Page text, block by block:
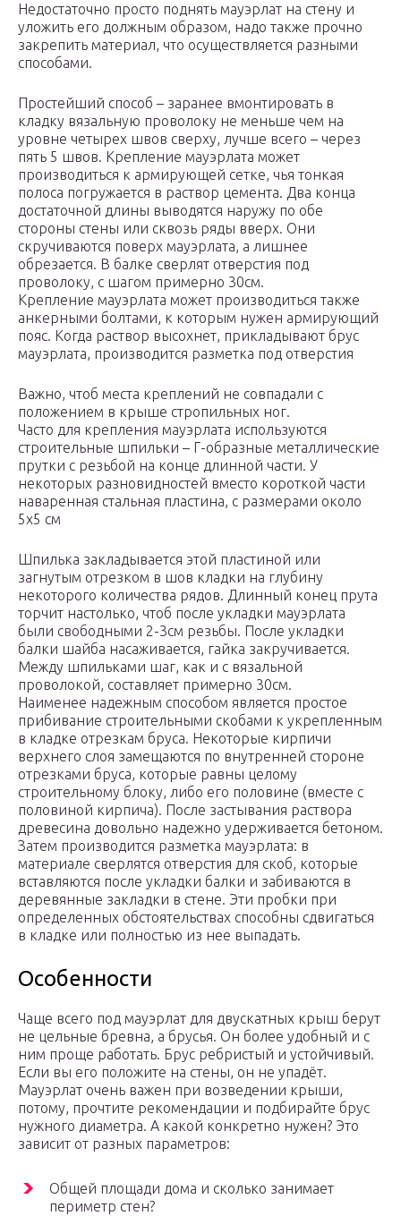
Недостаточно просто поднять мауэрлат на стену и
уложить его должным образом, надо также прочно
закрепить материал, что осуществляется разными
способами.
Простейший способ – заранее вмонтировать в
кладку вязальную проволоку не меньше чем на
уровне четырех швов сверху, лучше всего – через
пять 5 швов. Крепление мауэрлата может
производиться к армирующей сетке, чья тонкая
полоса погружается в раствор цемента. Два конца
достаточной длины выводятся наружу по обе
стороны стены или сквозь ряды вверх. Они
скручиваются поверх мауэрлата, а лишнее
обрезается. В балке сверлят отверстия под
проволоку, с шагом примерно 30см.
Крепление мауэрлата может производиться также
анкерными болтами, к которым нужен армирующий
пояс. Когда раствор высохнет, прикладывают брус
мауэрлата, производится разметка под отверстия
Важно, чтоб места креплений не совпадали с
положением в крыше стропильных ног.
Часто для крепления мауэрлата используются
строительные шпильки – Г-образные металлические
прутки с резьбой на конце длинной части. У
некоторых разновидностей вместо короткой части
наваренная стальная пластина, с размерами около
5х5 см
Шпилька закладывается этой пластиной или
загнутым отрезком в шов кладки на глубину
некоторого количества рядов. Длинный конец прута
торчит настолько, чтоб после укладки мауэрлата
были свободными 2-3см резьбы. После укладки
балки шайба насаживается, гайка закручивается.
Между шпильками шаг, как и с вязальной
проволокой, составляет примерно 30см.
Наименее надежным способом является простое
прибивание строительными скобами к укрепленным
в кладке отрезкам бруса. Некоторые кирпичи
верхнего слоя замещаются по внутренней стороне
отрезками бруса, которые равны целому
строительному блоку, либо его половине (вместе с
половиной кирпича). После застывания раствора
древесина довольно надежно удерживается бетоном.
Затем производится разметка мауэрлата: в
материале сверлятся отверстия для скоб, которые
вставляются после укладки балки и забиваются в
деревянные закладки в стене. Эти пробки при
определенных обстоятельствах способны сдвигаться
в кладке или полностью из нее выпадать.
Особенности
Чаще всего под мауэрлат для двускатных крыш берут
не цельные бревна, а брусья. Он более удобный и с
ним проще работать. Брус ребристый и устойчивый.
Если вы его положите на стены, он не упадёт.
Мауэрлат очень важен при возведении крыши,
потому, прочтите рекомендации и подбирайте брус
нужного диаметра. А какой конкретно нужен? Это
зависит от разных параметров:
Общей площади дома и сколько занимает
периметр стен?